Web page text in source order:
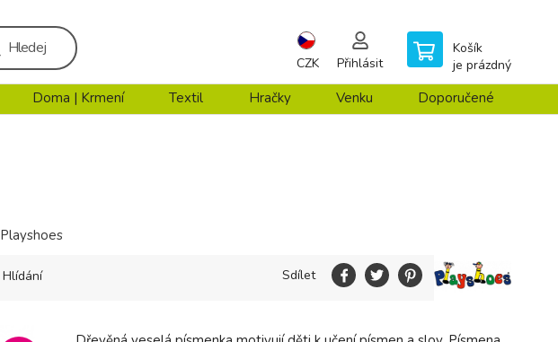
Hledej
CZK Přihlásit
Košík
je prázdný
Doma | Krmení Textil Hračky Venku Doporučené
Playshoes
Hlídání Sdílet